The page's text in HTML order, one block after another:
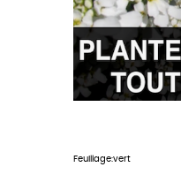
Feuillage:vert